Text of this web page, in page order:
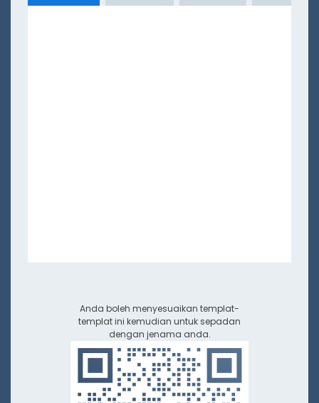
Anda boleh menyesuaikan templat-
templat ini kemudian untuk sepadan
dengan jenama anda.